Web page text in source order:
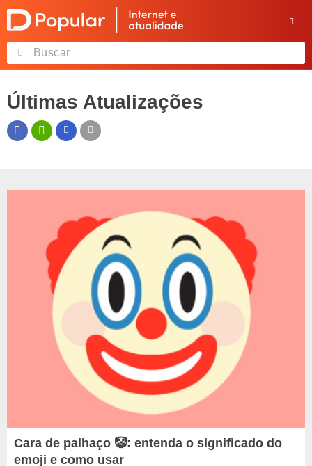
Últimas Atualizações
Cara de palhaço 🤡: entenda o significado do
emoji e como usar